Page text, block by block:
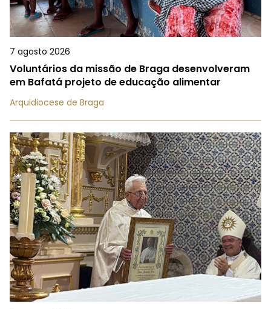
7 agosto 2026
Voluntários da missão de Braga desenvolveram
em Bafatá projeto de educação alimentar
Arquidiocese de Braga